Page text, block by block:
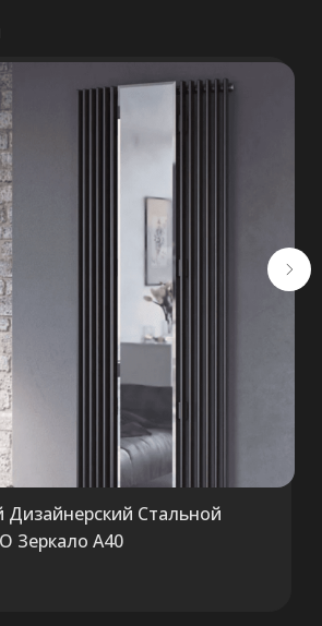
Дизайнерский Стальной
Зеркало A40
34 03
РБ, 220062, г.
131, оф.68 УНП
ALFA 3012 2327
«Альфа-Банк»,
г. Минск, ул.
43-47